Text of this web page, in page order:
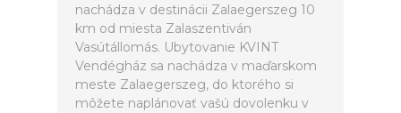
nachádza v destinácii Zalaegerszeg 10
km od miesta Zalaszentiván
Vasútállomás. Ubytovanie KVINT
Vendégház sa nachádza v maďarskom
meste Zalaegerszeg, do ktorého si
môžete naplánovať vašú dovolenku v